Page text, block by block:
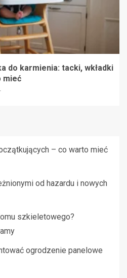
do karmienia: tacki, wkładki
mieć
– co warto mieć
od hazardu i nowych
szkieletowego?
ogrodzenie panelowe